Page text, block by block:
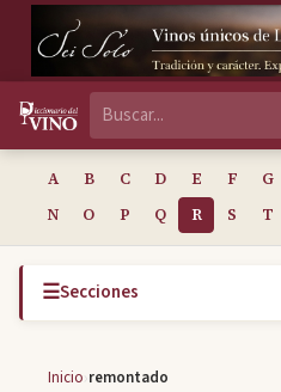
A B C D E F G
N
O P Q R S T
☰Secciones
Inicio›remontado